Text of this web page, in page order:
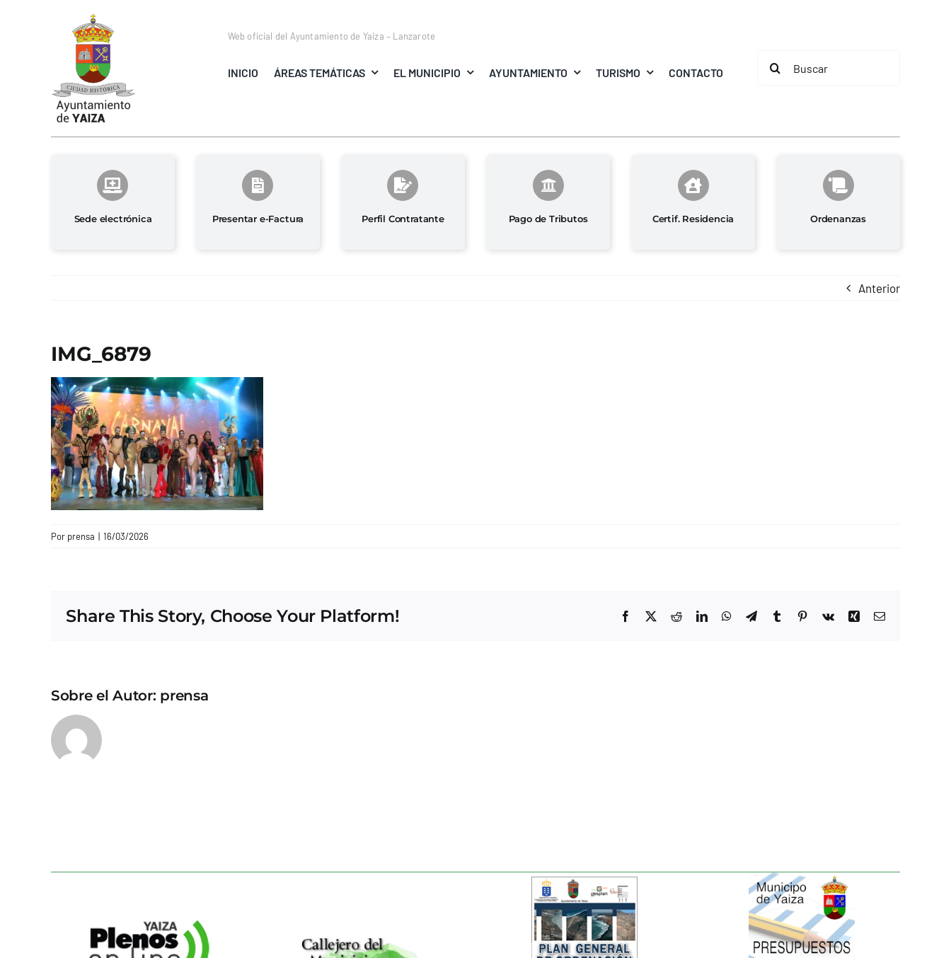
Web oficial del Ayuntamiento de Yaiza – Lanzarote
INICIO ÁREAS TEMÁTICAS EL MUNICIPIO AYUNTAMIENTO TURISMO CONTACTO
Buscar:
Sede electrónica Presentar e-Factura Perfil Contratante Pago de Tributos Certif. Residencia Ordenanzas
Anterior
IMG_6879
Por prensa | 16/03/2026
Share This Story, Choose Your Platform! Facebook
X RedditLinkedInWhatsApp
TelegramTumblrPinterest
Vk Xing Correo
Sobre el Autor: prensa